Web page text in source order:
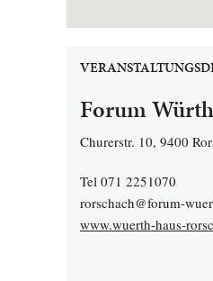
Forum
Churerstr. 10, 9400
Tel 071 2251070
rorschach@forum-
www.wuerth-haus-